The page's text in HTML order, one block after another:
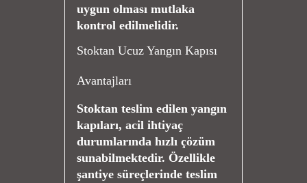
uygun olması mutlaka
kontrol edilmelidir.
Stoktan Ucuz Yangın Kapısı
Avantajları
Stoktan teslim edilen yangın
kapıları, acil ihtiyaç
durumlarında hızlı çözüm
sunabilmektedir. Özellikle
şantiye süreçlerinde teslim